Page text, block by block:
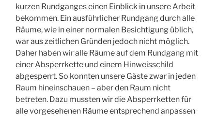
kurzen Rundganges einen Einblick in unsere Arbeit
bekommen. Ein ausführlicher Rundgang durch alle
Räume, wie in einer normalen Besichtigung üblich,
war aus zeitlichen Gründen jedoch nicht möglich.
Daher haben wir alle Räume auf dem Rundgang mit
einer Absperrkette und einem Hinweisschild
abgesperrt. So konnten unsere Gäste zwar in jeden
Raum hineinschauen – aber den Raum nicht
betreten. Dazu mussten wir die Absperrketten für
alle vorgesehenen Räume entsprechend anpassen